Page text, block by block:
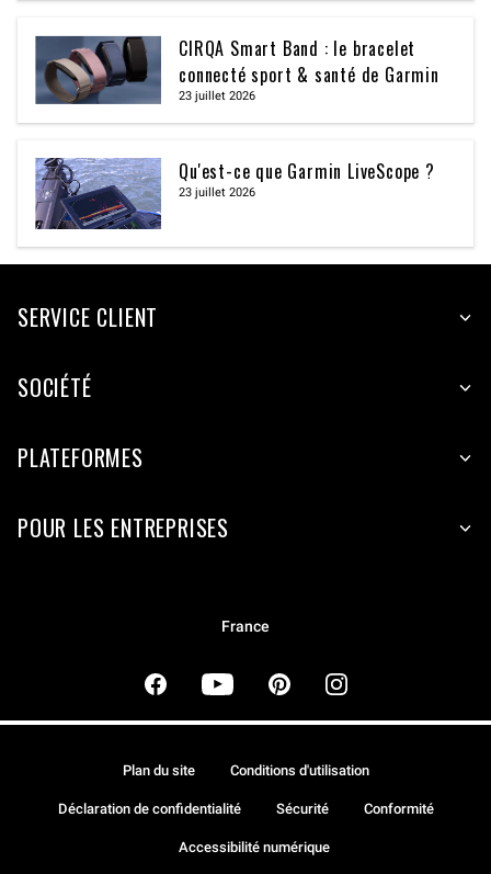
CIRQA Smart Band : le bracelet
connecté sport & santé de Garmin
23 juillet 2026
Qu'est-ce que Garmin LiveScope ?
23 juillet 2026
SERVICE CLIENT
SOCIÉTÉ
PLATEFORMES
POUR LES ENTREPRISES
France
Plan du site Conditions d'utilisation
Déclaration de confidentialité Sécurité Conformité
Accessibilité numérique